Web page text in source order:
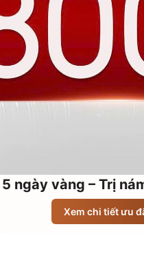
ngày vàng – Trị
Xem chi tiết ưu